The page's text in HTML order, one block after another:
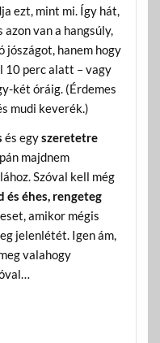
ezt, mint mi. Így hát,
van a hangsúly,
jószágot, hanem hogy
10 perc alatt – vagy
két óráig. (Érdemes
mudi keverék.)
és egyszeretetre
majdnem
Szóval kell még
és éhes, rengeteg
amikor mégis
jelenlétét. Igen ám,
valahogy